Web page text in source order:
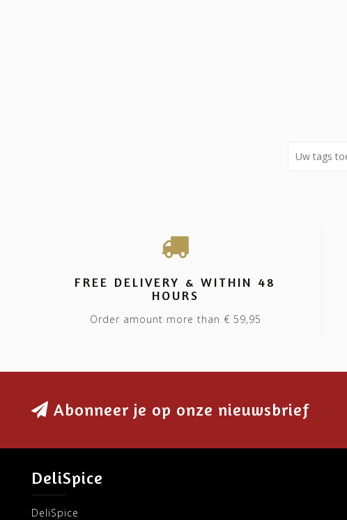
FREE DELIVERY & WITHIN 48
HOURS
Order amount more than € 59,95
Abonneer je op onze nieuwsbrief
DeliSpice
DeliSpice